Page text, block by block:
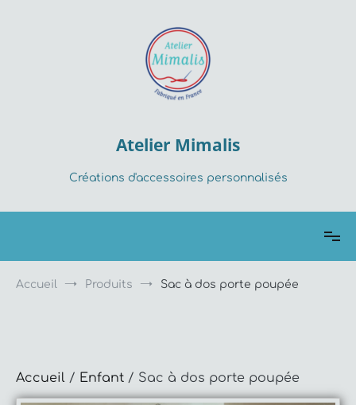
Atelier Mimalis
Créations d'accessoires personnalisés
Accueil Produits Sac à dos porte poupée
Accueil / Enfant / Sac à dos porte poupée